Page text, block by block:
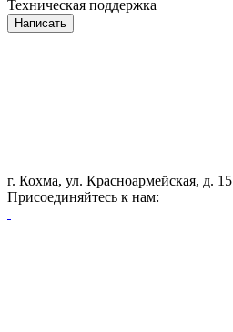
Техническая поддержка
Написать
г. Кохма, ул. Красноармейская, д. 15
Присоединяйтесь к нам: